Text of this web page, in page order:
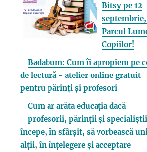
Bitsy pe 12
Parcul
Copiilor!
Badabum: Cum îi apropiem pe
de lectură - atelier online gratuit
pentru părinți și profesori
Cum ar arăta educația dacă
profesorii, părinții și
începe, în sfârșit, să vorbească
alții, în înțelegere și acceptare